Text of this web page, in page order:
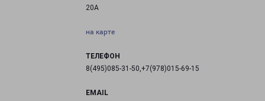
20А
на карте
ТЕЛЕФОН
8(495)085-31-50,+7(978)015-69-15
EMAIL